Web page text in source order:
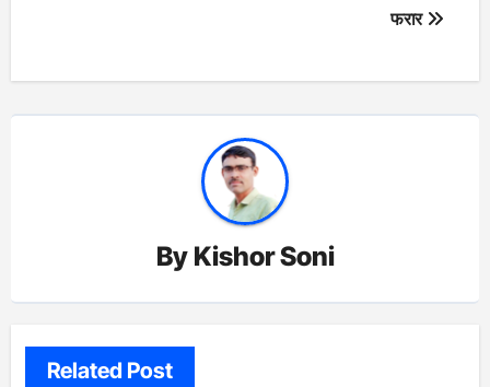
फरार
By Kishor Soni
Related Post